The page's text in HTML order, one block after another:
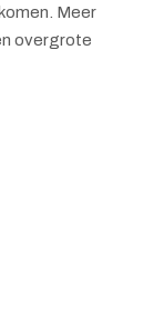
Meer
overgrote
bedreiging
aan het